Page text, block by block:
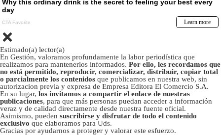
Estimado(a) lector(a)
En Gestión, valoramos profundamente la labor periodística que
realizamos para mantenerlos informados. Por ello, les recordamos que
no está permitido, reproducir, comercializar, distribuir, copiar total
o parcialmente los contenidos que publicamos en nuestra web, sin
autorizacion previa y expresa de Empresa Editora El Comercio S.A.
En su lugar, los invitamos a compartir el enlace de nuestras
publicaciones, para que más personas puedan acceder a información
veraz y de calidad directamente desde nuestra fuente oficial.
Asimismo, pueden suscribirse y disfrutar de todo el contenido
exclusivo que elaboramos para Uds.
Gracias por ayudarnos a proteger y valorar este esfuerzo.